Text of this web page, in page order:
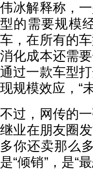
伟冰解释称，
型的需要规模
车，在所有的
消化成本还需
通过一款车型
现规模效应，“
不过，网传的
继业在朋友圈
多你还卖那么
是“倾销”，是“